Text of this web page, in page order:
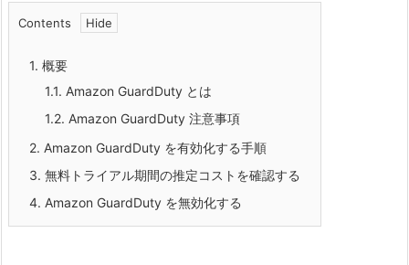
Contents
1. 概要
1.1. Amazon GuardDuty とは
1.2. Amazon GuardDuty 注意事項
2. Amazon GuardDuty を有効化する手順
3. 無料トライアル期間の推定コストを確認する
4. Amazon GuardDuty を無効化する